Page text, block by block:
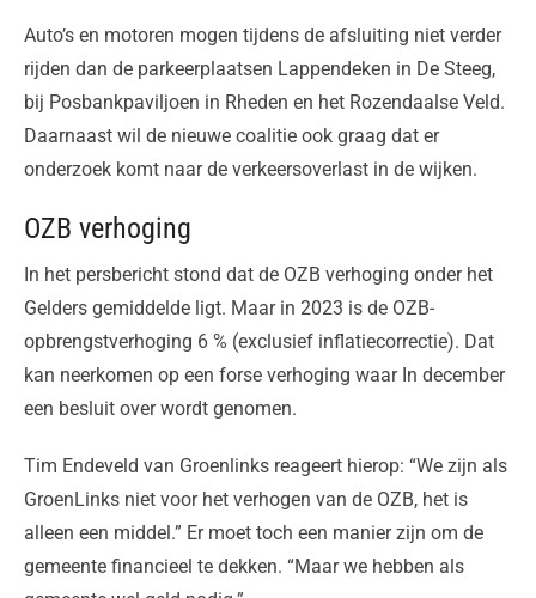
Auto’s en motoren mogen tijdens de afsluiting niet verder
rijden dan de parkeerplaatsen Lappendeken in De Steeg,
bij Posbankpaviljoen in Rheden en het Rozendaalse Veld.
Daarnaast wil de nieuwe coalitie ook graag dat er
onderzoek komt naar de verkeersoverlast in de wijken.
OZB verhoging
In het persbericht stond dat de OZB verhoging onder het
Gelders gemiddelde ligt. Maar in 2023 is de OZB-
opbrengstverhoging 6 % (exclusief inflatiecorrectie). Dat
kan neerkomen op een forse verhoging waar In december
een besluit over wordt genomen.
Tim Endeveld van Groenlinks reageert hierop: “We zijn als
GroenLinks niet voor het verhogen van de OZB, het is
alleen een middel.” Er moet toch een manier zijn om de
gemeente financieel te dekken. “Maar we hebben als